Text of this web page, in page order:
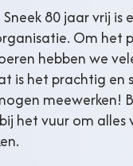
80 jaar vrij is
Om het
hebben we
is het prachtig en
meewerken!
het vuur om